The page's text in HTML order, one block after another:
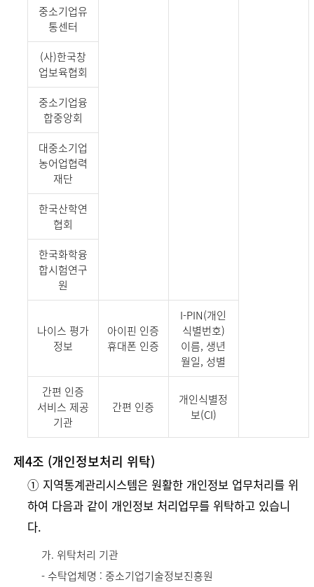
중소기업유
통센터
(사)한국창
업보육협회
중소기업융
합중앙회
대중소기업
농어업협력
재단
한국산학연
협회
한국화학융
합시험연구
원
나이스 평가
정보
아이핀 인증
휴대폰 인증
I-PIN(개인
식별번호)
이름, 생년
월일, 성별
간편 인증
서비스 제공
기관
간편 인증
개인식별정
보(CI)
제4조 (개인정보처리 위탁)
➀ 지역통계관리시스템은 원활한 개인정보 업무처리를 위
하여 다음과 같이 개인정보 처리업무를 위탁하고 있습니
다.
가. 위탁처리 기관
- 수탁업체명 : 중소기업기술정보진흥원